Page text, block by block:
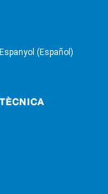
Espanyol (Español)